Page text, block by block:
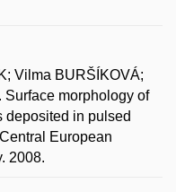
Vilma BURŠÍKOVÁ;
Surface morphology of
deposited in pulsed
European
2008.